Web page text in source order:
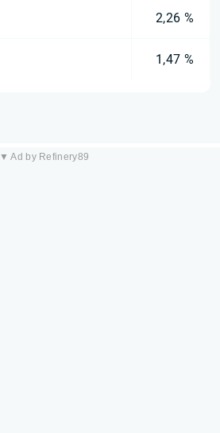
2,26 %
1,47 %
▼ Ad by Refinery89